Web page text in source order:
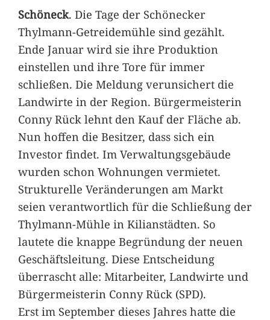
Schöneck. Die Tage der Schönecker
Thylmann-Getreidemühle sind gezählt.
Ende Januar wird sie ihre Produktion
einstellen und ihre Tore für immer
schließen. Die Meldung verunsichert die
Landwirte in der Region. Bürgermeisterin
Conny Rück lehnt den Kauf der Fläche ab.
Nun hoffen die Besitzer, dass sich ein
Investor findet. Im Verwaltungsgebäude
wurden schon Wohnungen vermietet.
Strukturelle Veränderungen am Markt
seien verantwortlich für die Schließung der
Thylmann-Mühle in Kilianstädten. So
lautete die knappe Begründung der neuen
Geschäftsleitung. Diese Entscheidung
überrascht alle: Mitarbeiter, Landwirte und
Bürgermeisterin Conny Rück (SPD).
Erst im September dieses Jahres hatte die